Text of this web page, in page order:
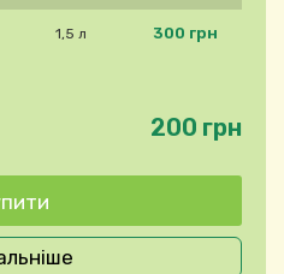
1,5 л 300 грн
200 грн